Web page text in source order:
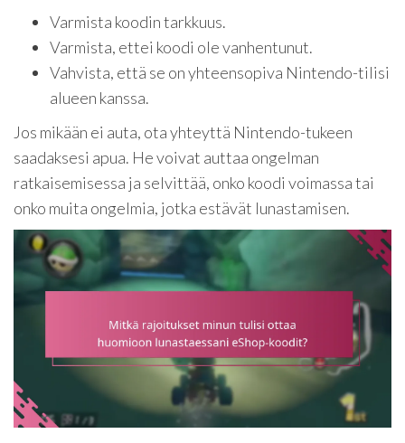
Varmista koodin tarkkuus.
Varmista, ettei koodi ole vanhentunut.
Vahvista, että se on yhteensopiva Nintendo-tilisi
alueen kanssa.
Jos mikään ei auta, ota yhteyttä Nintendo-tukeen
saadaksesi apua. He voivat auttaa ongelman
ratkaisemisessa ja selvittää, onko koodi voimassa tai
onko muita ongelmia, jotka estävät lunastamisen.